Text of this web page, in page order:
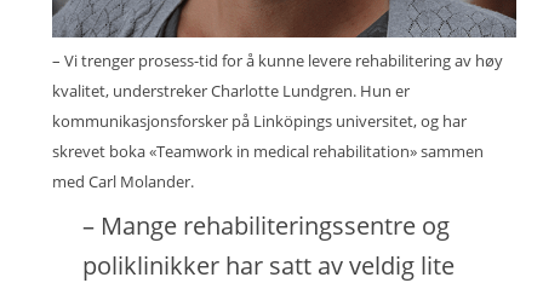
– Vi trenger prosess-tid for å kunne levere rehabilitering av høy
kvalitet, understreker Charlotte Lundgren. Hun er
kommunikasjonsforsker på Linköpings universitet, og har
skrevet boka «Teamwork in medical rehabilitation» sammen
med Carl Molander.
– Mange rehabiliteringssentre og
poliklinikker har satt av veldig lite